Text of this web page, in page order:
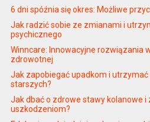
6 dni spóźnia się okres: Możliwe
Jak radzić sobie ze zmianami i
psychicznego
Winncare: Innowacyjne rozwiązania
zdrowotnej
Jak zapobiegać upadkom i utrzymać
starszych?
Jak dbać o zdrowe stawy kolanowe i
uszkodzeniom?